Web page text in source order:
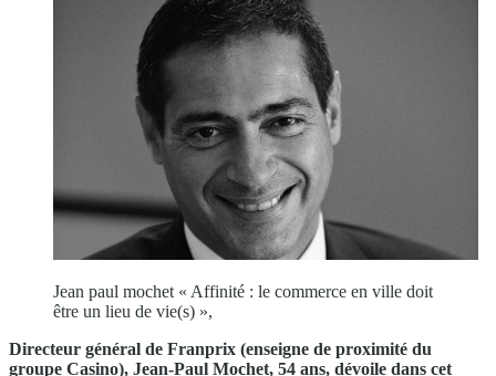
Jean paul mochet « Affinité : le commerce en ville doit
être un lieu de vie(s) »,
Directeur général de Franprix (enseigne de proximité du
groupe Casino), Jean-Paul Mochet, 54 ans, dévoile dans cet